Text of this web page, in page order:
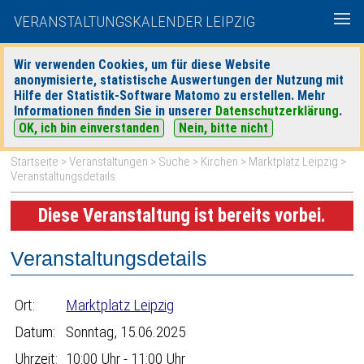
VERANSTALTUNGSKALENDER LEIPZIG
Wir verwenden Cookies, um für diese Website
anonymisierte, statistische Auswertungen der Nutzung mit
Hilfe der Statistik-Software Matomo zu erstellen. Mehr
Informationen finden Sie in unserer Datenschutzerklärung.
OK, ich bin einverstanden
Nein, bitte nicht
heute|morgen| Detaillierte Suche
Startseite >Veranstaltungen > Suche > Kirchen > Marktplatz Leipzig >
Veranstaltungsdetails
Diese Veranstaltung ist bereits vorbei.
Veranstaltungsdetails
Ort:
Marktplatz Leipzig
Datum:
Sonntag, 15.06.2025
Uhrzeit: 10:00 Uhr - 11:00 Uhr